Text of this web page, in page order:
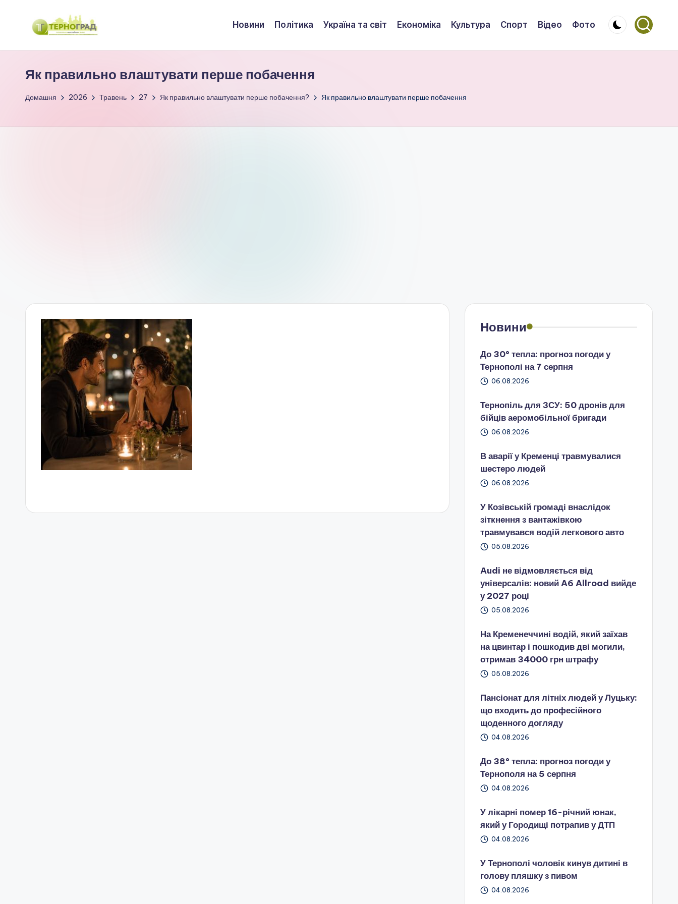
Перейти
Т
е
о
цікаво
Новини Політика Україна та світ Економіка Культура Спорт Відео Фото
Як правильно влаштувати перше побачення
Домашня 2026 Травень 27 Як правильно влаштувати перше побачення? Як правильно влаштувати перше побачення
Новини
До 30° тепла: прогноз погоди у
Тернополі на 7 серпня
06.08.2026
Тернопіль для ЗСУ: 50 дронів для
бійців аеромобільної бригади
06.08.2026
В аварії у Кременці травмувалися
шестеро людей
06.08.2026
У Козівській громаді внаслідок
зіткнення з вантажівкою
травмувався водій легкового авто
05.08.2026
Audi не відмовляється від
універсалів: новий A6 Allroad вийде
у 2027 році
05.08.2026
На Кременеччині водій, який заїхав
на цвинтар і пошкодив дві могили,
отримав 34000 грн штрафу
05.08.2026
Пансіонат для літніх людей у Луцьку:
що входить до професійного
щоденного догляду
04.08.2026
До 38° тепла: прогноз погоди у
Тернополя на 5 серпня
04.08.2026
У лікарні помер 16-річний юнак,
який у Городищі потрапив у ДТП
04.08.2026
У Тернополі чоловік кинув дитині в
голову пляшку з пивом
04.08.2026